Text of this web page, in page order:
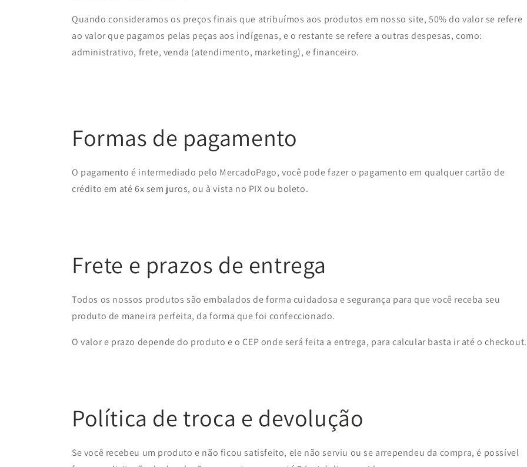
Quando consideramos os preços finais que atribuímos aos produtos em nosso site, 50% do valor se refere
ao valor que pagamos pelas peças aos indígenas, e o restante se refere a outras despesas, como:
administrativo, frete, venda (atendimento, marketing), e financeiro.
Formas de pagamento
O pagamento é intermediado pelo MercadoPago, você pode fazer o pagamento em qualquer cartão de
crédito em até 6x sem juros, ou à vista no PIX ou boleto.
Frete e prazos de entrega
Todos os nossos produtos são embalados de forma cuidadosa e segurança para que você receba seu
produto de maneira perfeita, da forma que foi confeccionado.
O valor e prazo depende do produto e o CEP onde será feita a entrega, para calcular basta ir até o checkout.
Política de troca e devolução
Se você recebeu um produto e não ficou satisfeito, ele não serviu ou se arrependeu da compra, é possível